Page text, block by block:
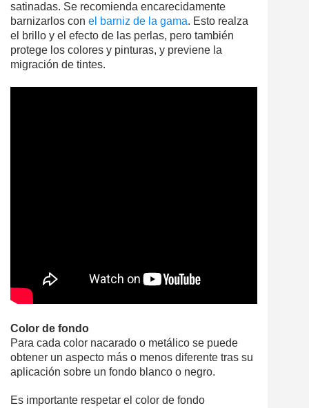
satinadas. Se recomienda encarecidamente
barnizarlos con el barniz de la gama. Esto realza
el brillo y el efecto de las perlas, pero también
protege los colores y pinturas, y previene la
migración de tintes.
Color de fondo
Para cada color nacarado o metálico se puede
obtener un aspecto más o menos diferente tras su
aplicación sobre un fondo blanco o negro.
Es importante respetar el color de fondo